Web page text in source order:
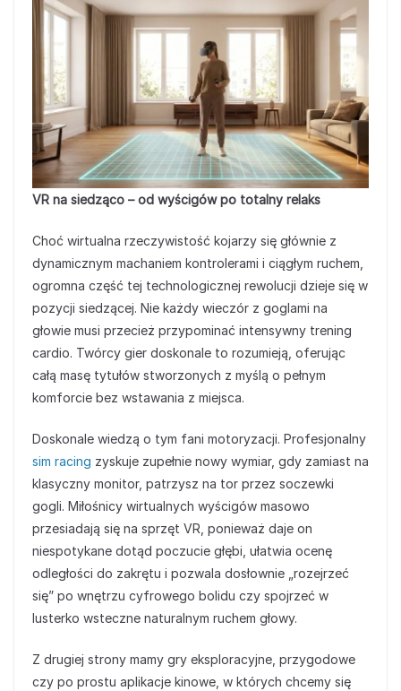
VR na siedząco – od wyścigów po totalny relaks
Choć wirtualna rzeczywistość kojarzy się głównie z
dynamicznym machaniem kontrolerami i ciągłym ruchem,
ogromna część tej technologicznej rewolucji dzieje się w
pozycji siedzącej. Nie każdy wieczór z goglami na
głowie musi przecież przypominać intensywny trening
cardio. Twórcy gier doskonale to rozumieją, oferując
całą masę tytułów stworzonych z myślą o pełnym
komforcie bez wstawania z miejsca.
Doskonale wiedzą o tym fani motoryzacji. Profesjonalny
sim racing zyskuje zupełnie nowy wymiar, gdy zamiast na
klasyczny monitor, patrzysz na tor przez soczewki
gogli. Miłośnicy wirtualnych wyścigów masowo
przesiadają się na sprzęt VR, ponieważ daje on
niespotykane dotąd poczucie głębi, ułatwia ocenę
odległości do zakrętu i pozwala dosłownie „rozejrzeć
się” po wnętrzu cyfrowego bolidu czy spojrzeć w
lusterko wsteczne naturalnym ruchem głowy.
Z drugiej strony mamy gry eksploracyjne, przygodowe
czy po prostu aplikacje kinowe, w których chcemy się